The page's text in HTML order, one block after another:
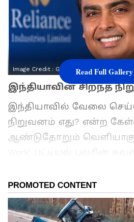
Image Credit : Gemini AI
இந்தியாவின் சிறந்த
இந்தியாவில் வேலை
நிறுவனம் எது? என்ற
ஆண்டுதோறும் வெளியாகும்
நிறுவனத்தின்
கொண்டு தயாரிக்கப்படும்
இந்த முறை முகேஷ்
Read Full Gallery